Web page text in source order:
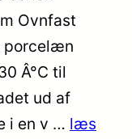
Ovnfast
porcelæn
Â°C til
ud af
i en v … læs